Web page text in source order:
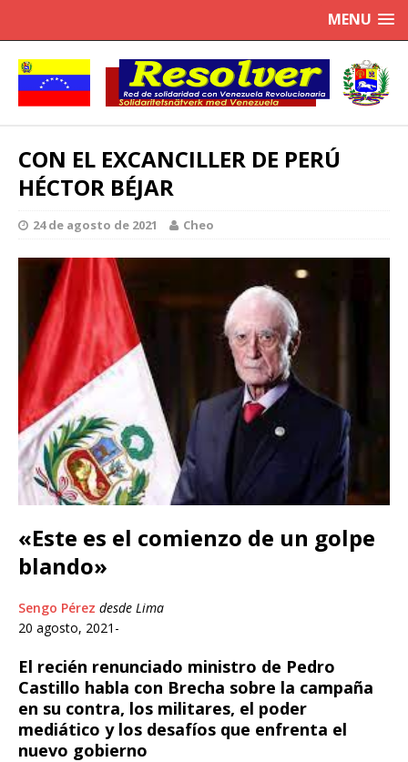
MENU
CON EL EXCANCILLER DE PERÚ
HÉCTOR BÉJAR
24 de agosto de 2021 Cheo
«Este es el comienzo de un golpe
blando»
Sengo Pérez desde Lima
20 agosto, 2021-
El recién renunciado ministro de Pedro
Castillo habla con Brecha sobre la campaña
en su contra, los militares, el poder
mediático y los desafíos que enfrenta el
nuevo gobierno